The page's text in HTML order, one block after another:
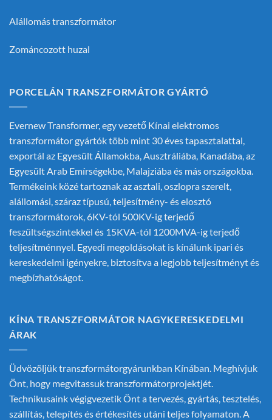
Alállomás transzformátor
Zománcozott huzal
PORCELÁN TRANSZFORMÁTOR GYÁRTÓ
Evernew Transformer, egy vezető Kínai elektromos
transzformátor gyártóktöbb mint 30 éves tapasztalattal,
exportál az Egyesült Államokba, Ausztráliába, Kanadába, az
Egyesült Arab Emírségekbe, Malajziába és más országokba.
Termékeink közé tartoznak az asztali, oszlopra szerelt,
alállomási, száraz típusú, teljesítmény- és elosztó
transzformátorok, 6KV-tól 500KV-ig terjedő
feszültségszintekkel és 15KVA-tól 1200MVA-ig terjedő
teljesítménnyel. Egyedi megoldásokat is kínálunk ipari és
kereskedelmi igényekre, biztosítva a legjobb teljesítményt és
megbízhatóságot.
KÍNA TRANSZFORMÁTOR NAGYKERESKEDELMI
ÁRAK
Üdvözöljük transzformátorgyárunkban Kínában. Meghívjuk
Önt, hogy megvitassuk transzformátorprojektjét.
Technikusaink végigvezetik Önt a tervezés, gyártás, tesztelés,
szállítás, telepítés és értékesítés utáni teljes folyamaton. A